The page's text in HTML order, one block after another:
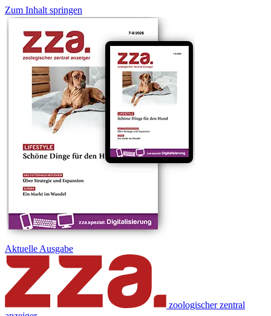
Zum Inhalt springen
Aktuelle Ausgabe
zoologischer zentral